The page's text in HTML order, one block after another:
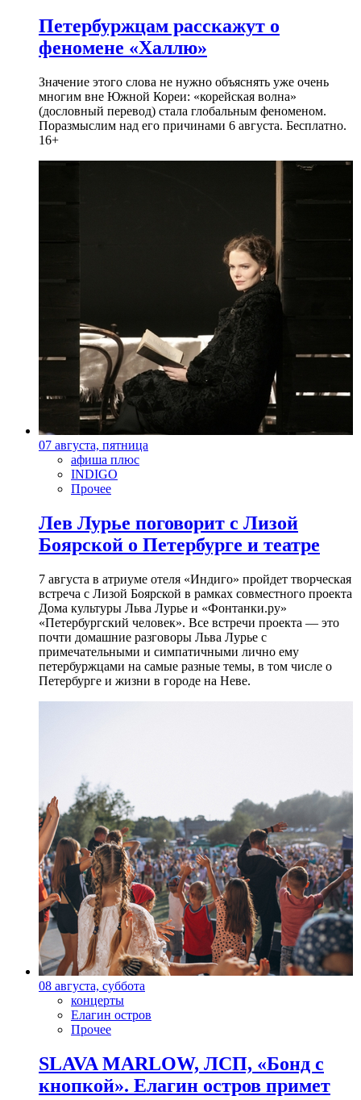
Петербуржцам расскажут о
феномене «Халлю»
Значение этого слова не нужно объяснять уже очень
многим вне Южной Кореи: «корейская волна»
(дословный перевод) стала глобальным феноменом.
Поразмыслим над его причинами 6 августа. Бесплатно.
16+
07 августа, пятница
афиша плюс
INDIGO
Прочее
Лев Лурье поговорит с Лизой
Боярской о Петербурге и театре
7 августа в атриуме отеля «Индиго» пройдет творческая
встреча с Лизой Боярской в рамках совместного проекта
Дома культуры Льва Лурье и «Фонтанки.ру»
«Петербургский человек». Все встречи проекта — это
почти домашние разговоры Льва Лурье с
примечательными и симпатичными лично ему
петербуржцами на самые разные темы, в том числе о
Петербурге и жизни в городе на Неве.
08 августа, суббота
концерты
Елагин остров
Прочее
SLAVA MARLOW, ЛСП, «Бонд с
кнопкой». Елагин остров примет